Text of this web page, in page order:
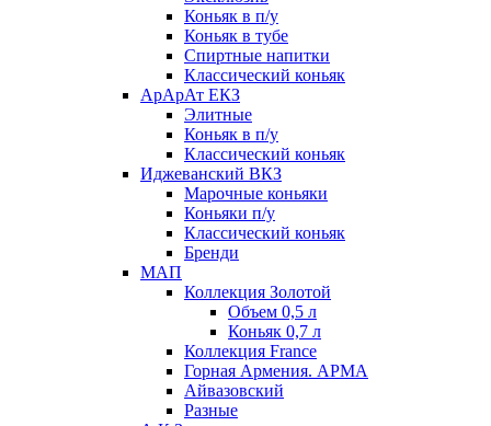
Коньяк в п/у
Коньяк в тубе
Спиртные напитки
Классический коньяк
АрАрАт ЕКЗ
Элитные
Коньяк в п/у
Классический коньяк
Иджеванский ВКЗ
Марочные коньяки
Коньяки п/у
Классический коньяк
Бренди
МАП
Коллекция Золотой
Объем 0,5 л
Коньяк 0,7 л
Коллекция France
Горная Армения. АРМА
Айвазовский
Разные